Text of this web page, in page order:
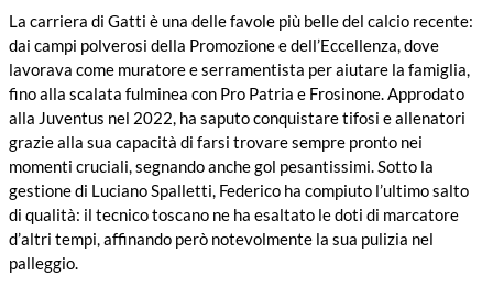
La carriera di Gatti è una delle favole più belle del calcio recente:
dai campi polverosi della Promozione e dell’Eccellenza, dove
lavorava come muratore e serramentista per aiutare la famiglia,
fino alla scalata fulminea con Pro Patria e Frosinone. Approdato
alla Juventus nel 2022, ha saputo conquistare tifosi e allenatori
grazie alla sua capacità di farsi trovare sempre pronto nei
momenti cruciali, segnando anche gol pesantissimi. Sotto la
gestione di Luciano Spalletti, Federico ha compiuto l’ultimo salto
di qualità: il tecnico toscano ne ha esaltato le doti di marcatore
d’altri tempi, affinando però notevolmente la sua pulizia nel
palleggio.